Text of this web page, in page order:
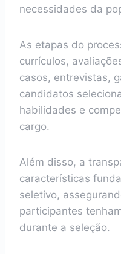
necessidades da
As etapas do
currículos,
casos, entrevistas,
candidatos
habilidades e
cargo.
Além disso, a
características
seletivo,
participantes
durante a seleção.